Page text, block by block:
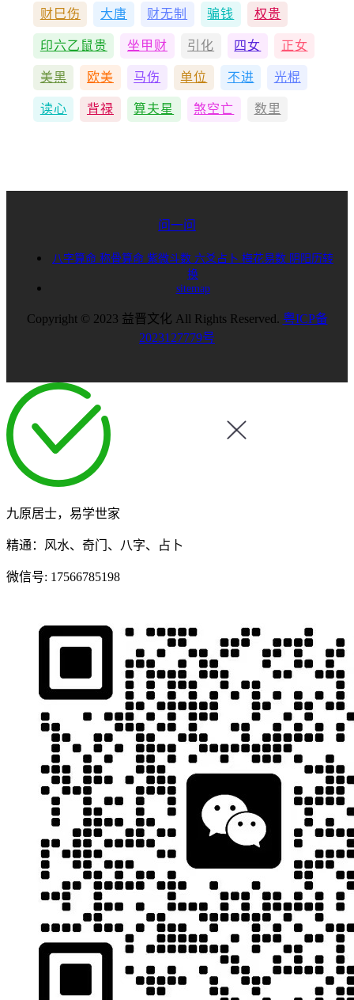
财巳伤 大唐 财无制 骗钱 权贵
印六乙鼠贵 坐甲财 引化 四女 正女
美黑 欧美 马伤 单位 不进 光棍
读心 背禄 算夫星 煞空亡 数里
问一问
八字算命 称骨算命 紫微斗数 六爻占卜 梅花易数 阴阳历转
换
sitemap
Copyright © 2023 益晋文化 All Rights Reserved. 粤ICP备
2023127779号
九原居士，易学世家
精通：风水、奇门、八字、占卜
微信号: 17566785198